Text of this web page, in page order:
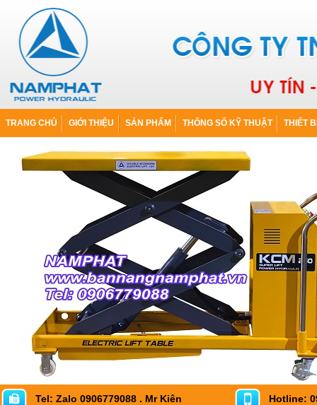
TRANG CHỦ GIỚI THIỆU SẢN PHẨM THÔNG SỐ KỸ THUẬT THIẾT
Tel: Zalo 0906779088 . Mr Kiên Hotline: